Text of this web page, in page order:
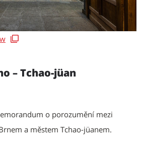
– Tchao-jüan
o porozumění mezi
a městem Tchao-jüanem.